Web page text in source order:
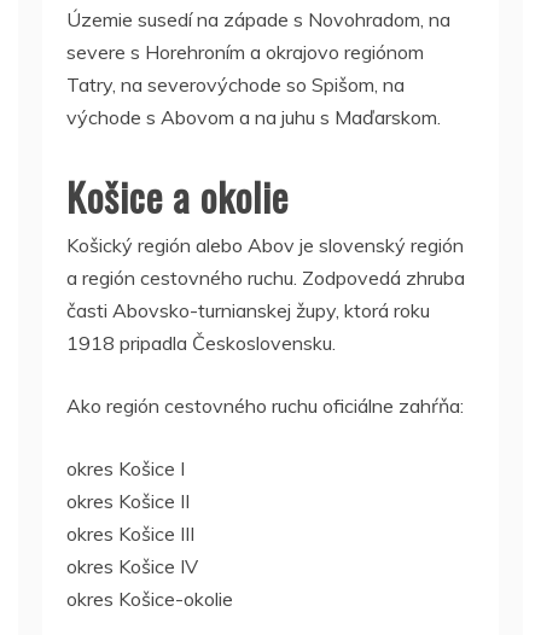
Územie susedí na západe s Novohradom, na
severe s Horehroním a okrajovo regiónom
Tatry, na severovýchode so Spišom, na
východe s Abovom a na juhu s Maďarskom.
Košice a okolie
Košický región alebo Abov je slovenský región
a región cestovného ruchu. Zodpovedá zhruba
časti Abovsko-turnianskej župy, ktorá roku
1918 pripadla Československu.
Ako región cestovného ruchu oficiálne zahŕňa:
okres Košice I
okres Košice II
okres Košice III
okres Košice IV
okres Košice-okolie